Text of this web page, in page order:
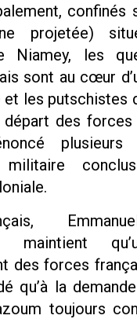
confinés
projetée)
Niamey, les
sont au cœur
et les putschistes
départ des
plusieurs
militaire
maintient
des forces
qu’à la
toujours